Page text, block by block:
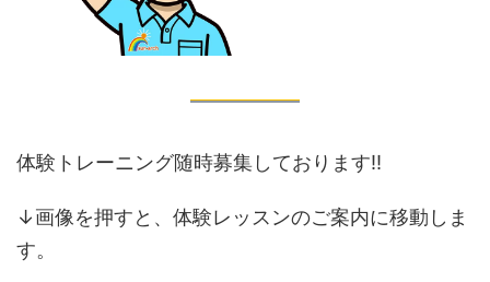
体験トレーニング随時募集しております‼️
↓画像を押すと、体験レッスンのご案内に移動しま
す。